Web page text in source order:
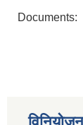
Documents: